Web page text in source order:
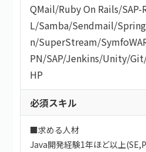
QMail/Ruby On Rails/SAP-
L/Samba/Sendmail/Spring
n/SuperStream/
PN/SAP/Jenkins/Unity/Git
HP
必須スキル
■求める人材
Java開発経験1年ほど以上